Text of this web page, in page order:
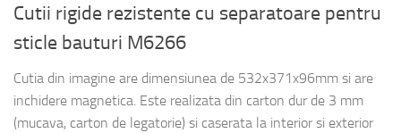
Cutii rigide rezistente cu separatoare pentru
sticle bauturi M6266
Cutia din imagine are dimensiunea de 532x371x96mm si are
inchidere magnetica. Este realizata din carton dur de 3 mm
(mucava, carton de legatorie) si caserata la interior si exterior